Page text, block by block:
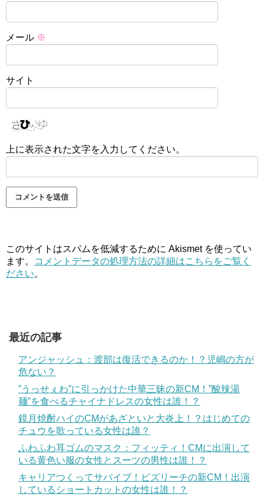
メール ※
サイト
上に表示された文字を入力してください。
このサイトはスパムを低減するために Akismet を使ってい
ます。
コメントデータの処理方法の詳細はこちらをご覧く
ださい。
最近の記事
アンジャッシュ：渡部は復活できるのか！？児嶋の方が
危ない？
”うっせぇわ”に引っかけた中華三昧の新CM！”酸辣湯
麺”を食べるチャイナドレスの女性は誰！？
鏡月焼酎ハイのCMがあざといと大炎上！？はじめての
チュウを歌っている女性は誰？
ふわふわ耳ゴムのマスク：フィッティ！CMに出演して
いる黄色い服の女性とスーツの男性は誰！？
キャリアつくってサバイブ！ビズリーチの新CM！出演
しているショートカットの女性は誰！？